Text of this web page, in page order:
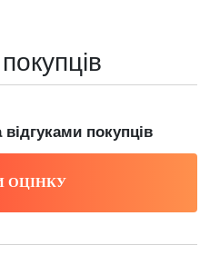
покупців